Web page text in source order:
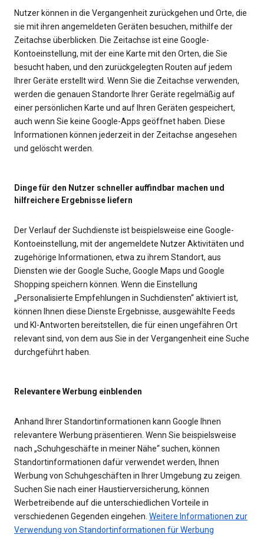
Nutzer können in die Vergangenheit zurückgehen und Orte, die
sie mit ihren angemeldeten Geräten besuchen, mithilfe der
Zeitachse überblicken. Die Zeitachse ist eine Google-
Kontoeinstellung, mit der eine Karte mit den Orten, die Sie
besucht haben, und den zurückgelegten Routen auf jedem
Ihrer Geräte erstellt wird. Wenn Sie die Zeitachse verwenden,
werden die genauen Standorte Ihrer Geräte regelmäßig auf
einer persönlichen Karte und auf Ihren Geräten gespeichert,
auch wenn Sie keine Google-Apps geöffnet haben. Diese
Informationen können jederzeit in der Zeitachse angesehen
und gelöscht werden.
Dinge für den Nutzer schneller auffindbar machen und
hilfreichere Ergebnisse liefern
Der Verlauf der Suchdienste ist beispielsweise eine Google-
Kontoeinstellung, mit der angemeldete Nutzer Aktivitäten und
zugehörige Informationen, etwa zu ihrem Standort, aus
Diensten wie der Google Suche, Google Maps und Google
Shopping speichern können. Wenn die Einstellung
„Personalisierte Empfehlungen in Suchdiensten“ aktiviert ist,
können Ihnen diese Dienste Ergebnisse, ausgewählte Feeds
und KI-Antworten bereitstellen, die für einen ungefähren Ort
relevant sind, von dem aus Sie in der Vergangenheit eine Suche
durchgeführt haben.
Relevantere Werbung einblenden
Anhand Ihrer Standortinformationen kann Google Ihnen
relevantere Werbung präsentieren. Wenn Sie beispielsweise
nach „Schuhgeschäfte in meiner Nähe“ suchen, können
Standortinformationen dafür verwendet werden, Ihnen
Werbung von Schuhgeschäften in Ihrer Umgebung zu zeigen.
Suchen Sie nach einer Haustierversicherung, können
Werbetreibende auf die unterschiedlichen Vorteile in
verschiedenen Gegenden eingehen. Weitere Informationen zur
Verwendung von Standortinformationen für Werbung